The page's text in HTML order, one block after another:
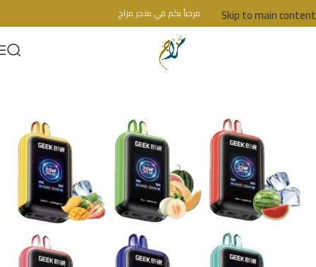
Skip to main content
تحذير : للبالغين فقط + 18 عام - WARINIG : Not For Sale For Minors
مرحباُ بكم في متجر مزاج